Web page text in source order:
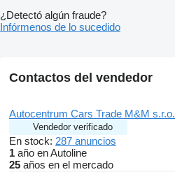
¿Detectó algún fraude?
Infórmenos de lo sucedido
Contactos del vendedor
Autocentrum Cars Trade M&M s.r.o.
Vendedor verificado
En stock: 287 anuncios
1 año en Autoline
25 años en el mercado